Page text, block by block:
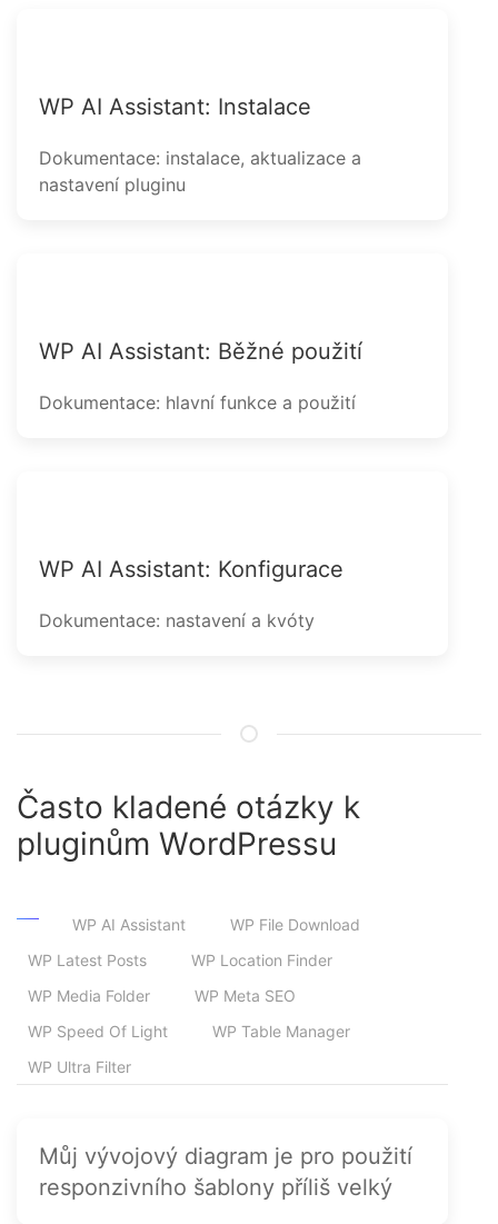
WP AI Assistant: Instalace
Dokumentace: instalace, aktualizace a
nastavení pluginu
WP AI Assistant: Běžné použití
Dokumentace: hlavní funkce a použití
WP AI Assistant: Konfigurace
Dokumentace: nastavení a kvóty
Často kladené otázky k
pluginům WordPressu
WP AI Assistant
WP File Download
WP Latest Posts
WP Location Finder
WP Media Folder
WP Meta SEO
WP Speed Of Light
WP Table Manager
WP Ultra Filter
Můj vývojový diagram je pro použití
responzivního šablony příliš velký